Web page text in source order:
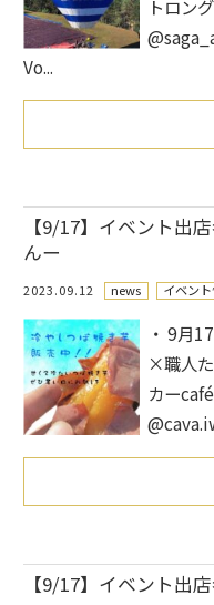
トロン
Vo...
【9/17】イベント出
んー
2023.09.12 news イベン
・ 9月
×職人
カー
【9/17】イベント出